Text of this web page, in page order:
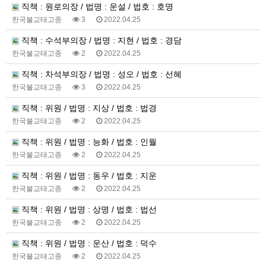
직책 : 원로의장 / 법명 : 운설 / 법호 : 호명
한국불교태고종 3 2022.04.25
직책 : 수석부의장 / 법명 : 지현 / 법호 : 경담
한국불교태고종 2 2022.04.25
직책 : 차석부의장 / 법명 : 성오 / 법호 : 선혜
한국불교태고종 3 2022.04.25
직책 : 위원 / 법명 : 지상 / 법호 : 법경
한국불교태고종 2 2022.04.25
직책 : 위원 / 법명 : 능화 / 법호 : 인월
한국불교태고종 2 2022.04.25
직책 : 위원 / 법명 : 동우 / 법호 : 지운
한국불교태고종 2 2022.04.25
직책 : 위원 / 법명 : 상명 / 법호 : 법선
한국불교태고종 2 2022.04.25
직책 : 위원 / 법명 : 운산 / 법호 : 덕수
한국불교태고종 2 2022.04.25